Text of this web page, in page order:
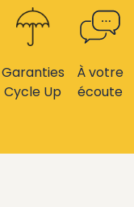
Garanties
Cycle Up
À votre
écoute